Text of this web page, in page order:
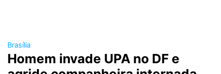
Brasília
Homem invade UPA no DF e